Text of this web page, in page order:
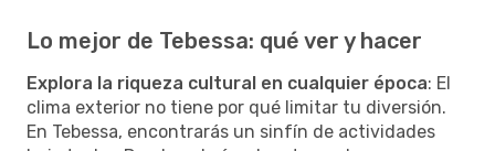
Lo mejor de Tebessa: qué ver y hacer
Explora la riqueza cultural en cualquier época: El
clima exterior no tiene por qué limitar tu diversión.
En Tebessa, encontrarás un sinfín de actividades